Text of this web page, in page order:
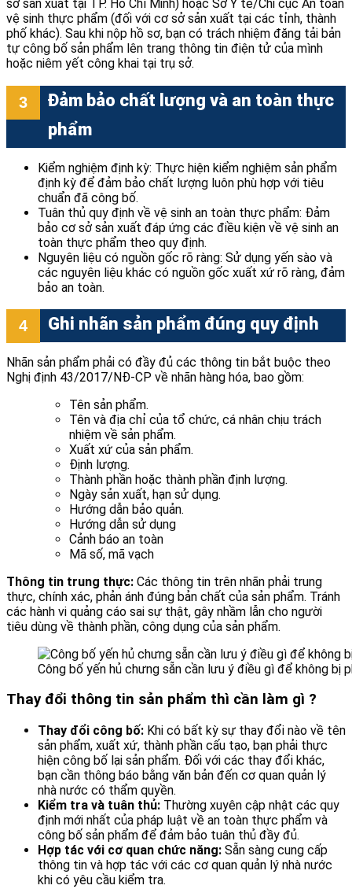
sở sản xuất tại TP. Hồ Chí Minh) hoặc Sở Y tế/Chi cục An toàn
vệ sinh thực phẩm (đối với cơ sở sản xuất tại các tỉnh, thành
phố khác). Sau khi nộp hồ sơ, bạn có trách nhiệm đăng tải bản
tự công bố sản phẩm lên trang thông tin điện tử của mình
hoặc niêm yết công khai tại trụ sở.
Đảm bảo chất lượng và an toàn thực
phẩm
Kiểm nghiệm định kỳ: Thực hiện kiểm nghiệm sản phẩm
định kỳ để đảm bảo chất lượng luôn phù hợp với tiêu
chuẩn đã công bố.
Tuân thủ quy định về vệ sinh an toàn thực phẩm: Đảm
bảo cơ sở sản xuất đáp ứng các điều kiện về vệ sinh an
toàn thực phẩm theo quy định.
Nguyên liệu có nguồn gốc rõ ràng: Sử dụng yến sào và
các nguyên liệu khác có nguồn gốc xuất xứ rõ ràng, đảm
bảo an toàn.
Ghi nhãn sản phẩm đúng quy định
Nhãn sản phẩm phải có đầy đủ các thông tin bắt buộc theo
Nghị định 43/2017/NĐ-CP về nhãn hàng hóa, bao gồm:
Tên sản phẩm.
Tên và địa chỉ của tổ chức, cá nhân chịu trách
nhiệm về sản phẩm.
Xuất xứ của sản phẩm.
Định lượng.
Thành phần hoặc thành phần định lượng.
Ngày sản xuất, hạn sử dụng.
Hướng dẫn bảo quản.
Hướng dẫn sử dụng
Cảnh báo an toàn
Mã số, mã vạch
Thông tin trung thực: Các thông tin trên nhãn phải trung
thực, chính xác, phản ánh đúng bản chất của sản phẩm. Tránh
các hành vi quảng cáo sai sự thật, gây nhầm lẫn cho người
tiêu dùng về thành phần, công dụng của sản phẩm.
Công bố yến hủ chưng sẵn cần lưu ý điều gì để không bị
Thay đổi thông tin sản phẩm thì cần làm gì ?
Thay đổi công bố: Khi có bất kỳ sự thay đổi nào về tên
sản phẩm, xuất xứ, thành phần cấu tạo, bạn phải thực
hiện công bố lại sản phẩm. Đối với các thay đổi khác,
bạn cần thông báo bằng văn bản đến cơ quan quản lý
nhà nước có thẩm quyền.
Kiểm tra và tuân thủ: Thường xuyên cập nhật các quy
định mới nhất của pháp luật về an toàn thực phẩm và
công bố sản phẩm để đảm bảo tuân thủ đầy đủ.
Hợp tác với cơ quan chức năng: Sẵn sàng cung cấp
thông tin và hợp tác với các cơ quan quản lý nhà nước
khi có yêu cầu kiểm tra.